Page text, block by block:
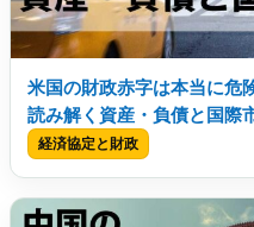
米国の財政赤字は本当に危
読み解く資産・負債と国際
経済協定と財政